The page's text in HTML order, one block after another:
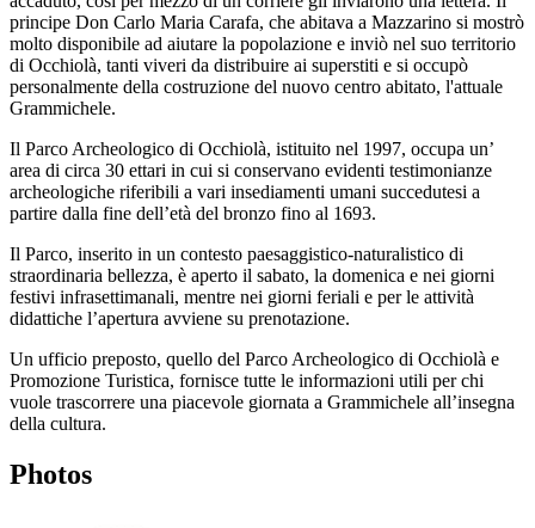
principe Don Carlo Maria Carafa, che abitava a Mazzarino si mostrò
molto disponibile ad aiutare la popolazione e inviò nel suo territorio
di Occhiolà, tanti viveri da distribuire ai superstiti e si occupò
personalmente della costruzione del nuovo centro abitato, l'attuale
Grammichele.
Il Parco Archeologico di Occhiolà, istituito nel 1997, occupa un’
area di circa 30 ettari in cui si conservano evidenti testimonianze
archeologiche riferibili a vari insediamenti umani succedutesi a
partire dalla fine dell’età del bronzo fino al 1693.
Il Parco, inserito in un contesto paesaggistico-naturalistico di
straordinaria bellezza, è aperto il sabato, la domenica e nei giorni
festivi infrasettimanali, mentre nei giorni feriali e per le attività
didattiche l’apertura avviene su prenotazione.
Un ufficio preposto, quello del Parco Archeologico di Occhiolà e
Promozione Turistica, fornisce tutte le informazioni utili per chi
vuole trascorrere una piacevole giornata a Grammichele all’insegna
della cultura.
Photos